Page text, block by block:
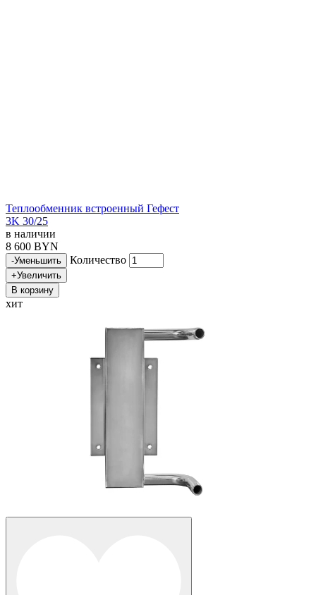
Теплообменник встроенный Гефест
3K 30/25
в наличии
8 600 BYN
-Уменьшить Количество
+Увеличить
В корзину
хит